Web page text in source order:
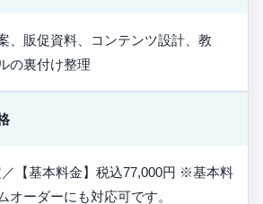
、販促資料、コンテンツ設計、教
の裏付け整理
【基本料金】税込77,000円 ※基本料
オーダーにも対応可です。